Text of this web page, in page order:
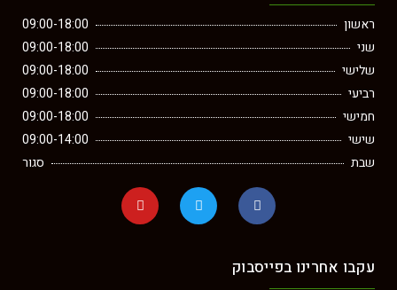
ראשון
09:00-18:00
שני
09:00-18:00
שלישי
09:00-18:00
רביעי
09:00-18:00
חמישי
09:00-18:00
שישי
09:00-14:00
שבת
סגור
עקבו אחרינו בפייסבוק